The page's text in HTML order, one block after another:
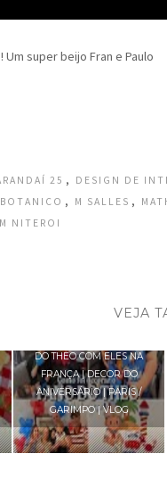
Um super beijo Fran e Paulo
25 , DESIGN DE
, M SALLES ,
NITEROI
VEJA
DO THEO COM ELES NA
FRANÇA | DECOR DO
ANIVERSÁRIO | PARIS /
GARIMPO | VLOG